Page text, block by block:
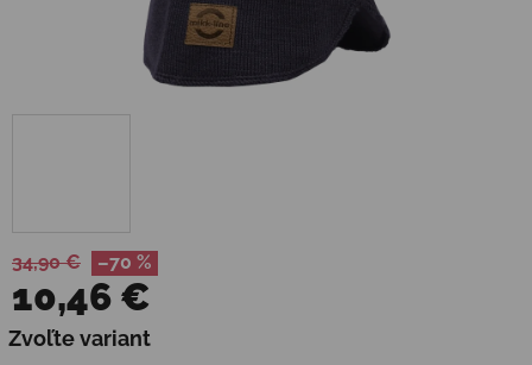
34,90 € –70 %
10,46 €
Jednotková cena:
Zvoľte variant